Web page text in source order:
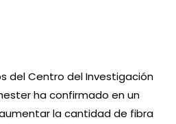
del Centro del Investigación
ha confirmado en un
la cantidad de fibra